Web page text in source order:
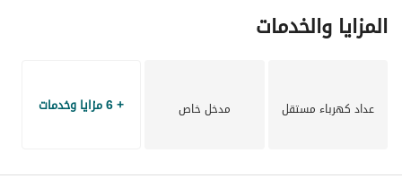
المزايا والخدمات
عداد كهرباء مستقل مدخل خاص + 6 مزايا وخدمات